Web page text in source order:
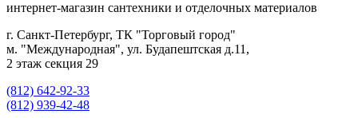
интернет-магазин сантехники и отделочных материалов
г. Санкт-Петербург, ТК "Торговый город"
м. "Международная", ул. Будапештская д.11,
2 этаж секция 29
(812) 642-92-33
(812) 939-42-48